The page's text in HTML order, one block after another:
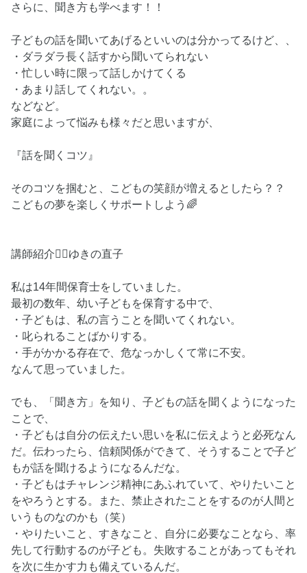
さらに、聞き方も学べます！！
子どもの話を聞いてあげるといいのは分かってるけど、、
・ダラダラ長く話すから聞いてられない
・忙しい時に限って話しかけてくる
・あまり話してくれない。。
などなど。
家庭によって悩みも様々だと思いますが、
『話を聞くコツ』
そのコツを掴むと、こどもの笑顔が増えるとしたら？？
こどもの夢を楽しくサポートしよう🌈
講師紹介💁‍♀️ゆきの直子
私は14年間保育士をしていました。
最初の数年、幼い子どもを保育する中で、
・子どもは、私の言うことを聞いてくれない。
・叱られることばかりする。
・手がかかる存在で、危なっかしくて常に不安。
なんて思っていました。
でも、「聞き方」を知り、子どもの話を聞くようになった
ことで、
・子どもは自分の伝えたい思いを私に伝えようと必死なん
だ。伝わったら、信頼関係ができて、そうすることで子ど
もが話を聞けるようになるんだな。
・子どもはチャレンジ精神にあふれていて、やりたいこと
をやろうとする。また、禁止されたことをするのが人間と
いうものなのかも（笑）
・やりたいこと、すきなこと、自分に必要なことなら、率
先して行動するのが子ども。失敗することがあってもそれ
を次に生かす力も備えているんだ。